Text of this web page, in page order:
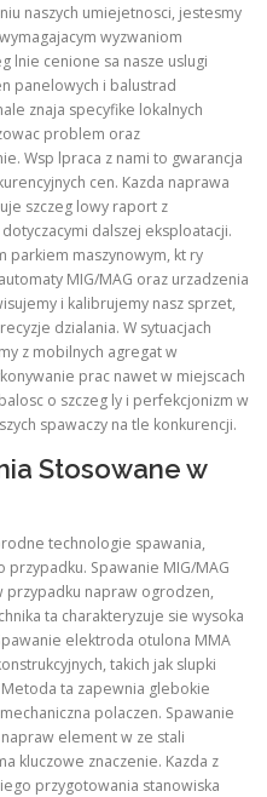
naszych umiejetnosci, jestesmy
wyzwaniom
lnie cenione sa nasze uslugi
panelowych i balustrad
znaja specyfike lokalnych
problem oraz
Wsp lpraca z nami to gwarancja
cen. Kazda naprawa
szczeg lowy raport z
dalszej eksploatacji.
parkiem maszynowym, kt ry
MIG/MAG oraz urzadzenia
i kalibrujemy nasz sprzet,
dzialania. W sytuacjach
z mobilnych agregat w
prac nawet w miejscach
o szczeg ly i perfekcjonizm w
spawaczy na tle konkurencji.
Stosowane w
technologie spawania,
Spawanie MIG/MAG
przypadku napraw ogrodzen,
ta charakteryzuje sie wysoka
elektroda otulona MMA
takich jak slupki
ta zapewnia glebokie
polaczen. Spawanie
element w ze stali
kluczowe znaczenie. Kazda z
przygotowania stanowiska